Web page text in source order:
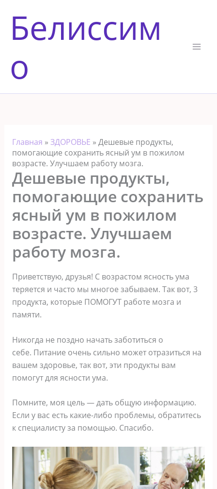
содержимому
Белиссим
о
Главная » ЗДОРОВЬЕ » Дешевые продукты,
помогающие сохранить ясный ум в пожилом
возрасте. Улучшаем работу мозга.
Дешевые продукты,
помогающие сохранить
ясный ум в пожилом
возрасте. Улучшаем
работу мозга.
Приветствую, друзья! С возрастом ясность ума
теряется и часто мы многое забываем. Так вот, 3
продукта, которые ПОМОГУТ работе мозга и
памяти.
Никогда не поздно начать заботиться о
себе. Питание очень сильно может отразиться на
вашем здоровье, так вот, эти продукты вам
помогут для ясности ума.
Помните, моя цель — дать общую информацию.
Если у вас есть какие-либо проблемы, обратитесь
к специалисту за помощью. Спасибо.